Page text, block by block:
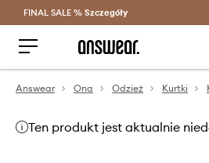
Oszczędzaj z Answear
FINAL SALE % Szczegóły
Answear Ona Odzież Kurtki
Ten produkt jest aktualnie